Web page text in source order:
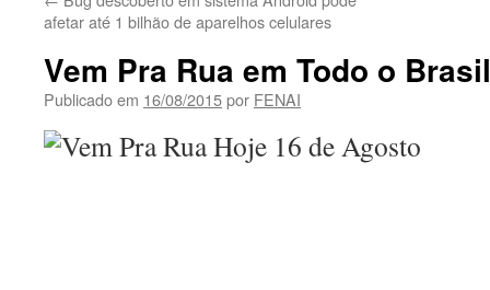
afetar até 1 bilhão de aparelhos celulares
Vem Pra Rua em Todo o
Publicado em 16/08/2015por FENAI